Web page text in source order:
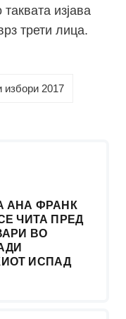
изјава
трети лица.
избори 2017
АНА ФРАНК
ЧИТА ПРЕД
ВО
ИСПАД